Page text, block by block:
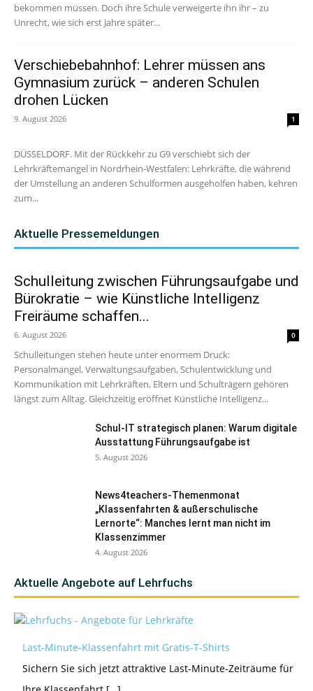
bekommen müssen. Doch ihre Schule verweigerte ihn ihr – zu
Unrecht, wie sich erst Jahre später...
Verschiebebahnhof: Lehrer müssen ans
Gymnasium zurück – anderen Schulen
drohen Lücken
9. August 2026 1
DÜSSELDORF. Mit der Rückkehr zu G9 verschiebt sich der
Lehrkräftemangel in Nordrhein-Westfalen: Lehrkräfte, die während
der Umstellung an anderen Schulformen ausgeholfen haben, kehren
zum...
Aktuelle Pressemeldungen
Schulleitung zwischen Führungsaufgabe und
Bürokratie – wie Künstliche Intelligenz
Freiräume schaffen...
6. August 2026 0
Schulleitungen stehen heute unter enormem Druck:
Personalmangel, Verwaltungsaufgaben, Schulentwicklung und
Kommunikation mit Lehrkräften, Eltern und Schulträgern gehören
längst zum Alltag. Gleichzeitig eröffnet Künstliche Intelligenz...
Schul-IT strategisch planen: Warum digitale
Ausstattung Führungsaufgabe ist
5. August 2026
News4teachers-Themenmonat
„Klassenfahrten & außerschulische
Lernorte“: Manches lernt man nicht im
Klassenzimmer
4. August 2026
Aktuelle Angebote auf Lehrfuchs
Last-Minute-Klassenfahrt mit Gratis-T-Shirts
Sichern Sie sich jetzt attraktive Last-Minute-Zeiträume für